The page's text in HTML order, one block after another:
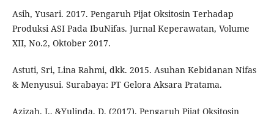
Asih, Yusari. 2017. Pengaruh Pijat Oksitosin Terhadap
Produksi ASI Pada IbuNifas. Jurnal Keperawatan, Volume
XII, No.2, Oktober 2017.
Astuti, Sri, Lina Rahmi, dkk. 2015. Asuhan Kebidanan Nifas
& Menyusui. Surabaya: PT Gelora Aksara Pratama.
Azizah, I., &Yulinda, D. (2017). Pengaruh Pijat Oksitosin